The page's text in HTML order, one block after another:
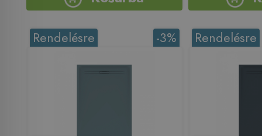
-3%
Rendelésre Rendelésre